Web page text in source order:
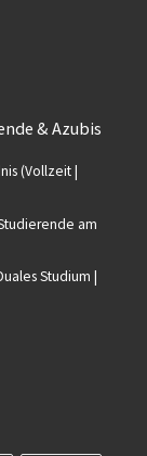
& Azubis
(Vollzeit |
am
Studium |